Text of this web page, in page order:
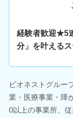
経験者歓迎★5
分」を叶える
ビオネストグルー
業・医療事業・障
0以上の事業所、